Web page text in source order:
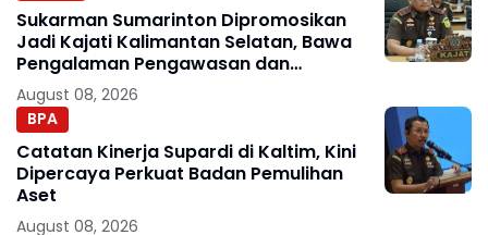
Sukarman Sumarinton Dipromosikan
Jadi Kajati Kalimantan Selatan, Bawa
Pengalaman Pengawasan dan
Kepemimpinan
August 08, 2026
BPA
Catatan Kinerja Supardi di Kaltim, Kini
Dipercaya Perkuat Badan Pemulihan
Aset
August 08, 2026